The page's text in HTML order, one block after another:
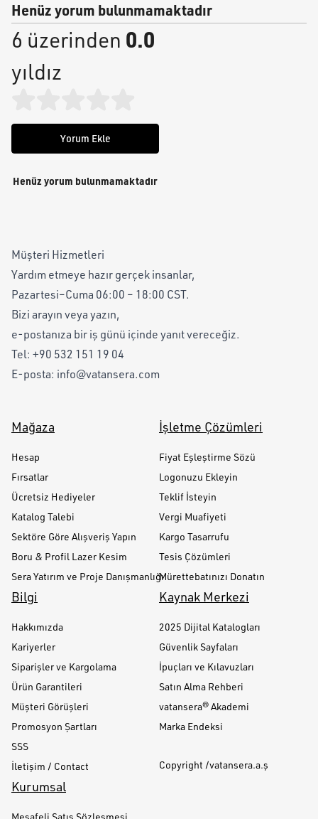
Henüz yorum bulunmamaktadır
6 üzerinden 0.0
yıldız
Yorum Ekle
Henüz yorum bulunmamaktadır
Müşteri Hizmetleri
Yardım etmeye hazır gerçek insanlar,
Pazartesi–Cuma 06:00 – 18:00 CST.
Bizi arayın veya yazın,
e-postanıza bir iş günü içinde yanıt vereceğiz.
Tel: +90 532 151 19 04
E-posta: info@vatansera.com
Mağaza
Hesap
Fırsatlar
Ücretsiz Hediyeler
Katalog Talebi
Sektöre Göre Alışveriş Yapın
Boru & Profil Lazer Kesim
Sera Yatırım ve Proje Danışmanlığı
İşletme Çözümleri
Fiyat Eşleştirme Sözü
Logonuzu Ekleyin
Teklif İsteyin
Vergi Muafiyeti
Kargo Tasarrufu
Tesis Çözümleri
Mürettebatınızı Donatın
Bilgi
Hakkımızda
Kariyerler
Siparişler ve Kargolama
Ürün Garantileri
Müşteri Görüşleri
Promosyon Şartları
SSS
İletişim / Contact
Kaynak Merkezi
2025 Dijital Katalogları
Güvenlik Sayfaları
İpuçları ve Kılavuzları
Satın Alma Rehberi
vatansera® Akademi
Marka Endeksi
Copyright /vatansera.a.ş
Kurumsal
Mesafeli Satış Sözleşmesi